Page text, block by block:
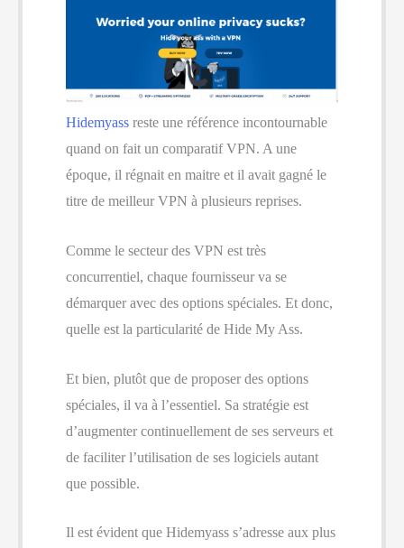
Hidemyass reste une référence incontournable
quand on fait un comparatif VPN. A une
époque, il régnait en maitre et il avait gagné le
titre de meilleur VPN à plusieurs reprises.
Comme le secteur des VPN est très
concurrentiel, chaque fournisseur va se
démarquer avec des options spéciales. Et donc,
quelle est la particularité de Hide My Ass.
Et bien, plutôt que de proposer des options
spéciales, il va à l’essentiel. Sa stratégie est
d’augmenter continuellement de ses serveurs et
de faciliter l’utilisation de ses logiciels autant
que possible.
Il est évident que Hidemyass s’adresse aux plus